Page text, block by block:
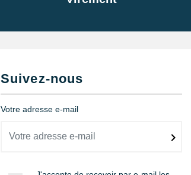
Suivez-nous
Votre adresse e-mail